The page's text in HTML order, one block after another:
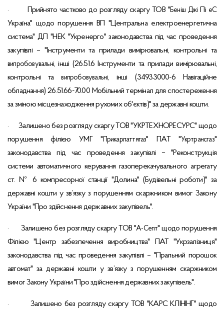
· Прийнято частково до розгляду скаргу ТОВ "Беніш Джі Пі еС
Україна" щодо порушення ВП "Центральна електроенергетична
система" ДП "НЕК "Укренерго" законодавства під час проведення
закупівлі – "Інструменти та прилади вимірювальні, контрольні та
випробовувальні, інші (26.51.6 Інструменти та прилади вимірювальні,
контрольні тавипробовувальні, інші (34933000-6 Навігаційне
обладнання) 26.51.66-70.00 Мобільний термінал для спостереження
за зміною місцезнаходження рухомих об'єктів)" за державні кошти.
·
Залишено без розгляду скаргу ТОВ "УКРТЕХНОРЕСУРС" щодо
порушення філією УМГ "Прикарпаттягаз" ПАТ "Укртрансгаз"
законодавства під час проведеннязакупівлі – "Реконструкція
системи автоматичного керування газоперекачувального агрегату
ст. № 6 компресорної станції "Долина" (Будівельні роботи)" за
державні кошти у зв’язку з порушенням скаржником вимог Закону
України "Про здійснення державних закупівель".
· Залишено без розгляду скаргу ТОВ "А-Септ" щодо порушення
Філією "Центр забезпечення виробництва" ПАТ "Укрзалізниця"
законодавства під час проведення закупівлі – "Пральний порошок
автомат" за державні кошти у зв’язку з порушенням скаржником
вимог Закону України "Про здійснення державних закупівель".
·
Залишено без розгляду скаргу ТОВ "КАРС КЛІНІНГ" щодо